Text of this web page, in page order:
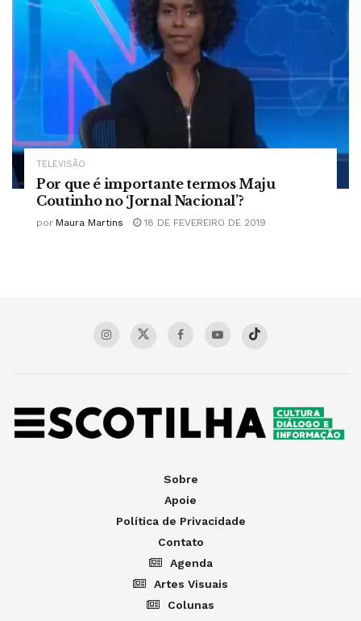
TELEVISÃO
Por que é importante termos Maju
Coutinho no ‘Jornal Nacional’?
por Maura Martins 18 DE FEVEREIRO DE 2019
Sobre
Apoie
Política de Privacidade
Contato
Agenda
Artes Visuais
Colunas